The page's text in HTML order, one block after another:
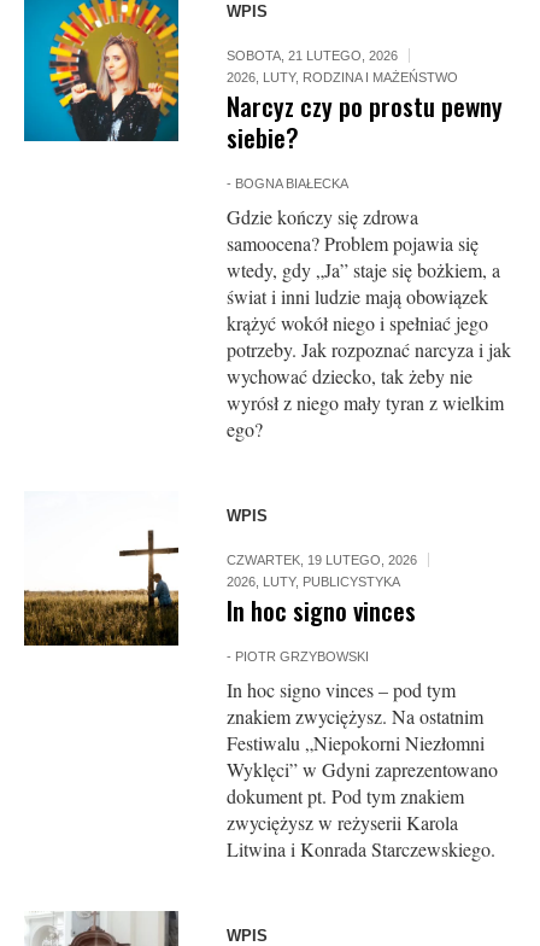
WPIS
SOBOTA, 21 LUTEGO, 2026
2026 LUTY, RODZINA I MAŻEŃSTWO
Narcyz czy po prostu pewny
siebie?
- BOGNA BIAŁECKA
Gdzie kończy się zdrowa
samoocena? Problem pojawia się
wtedy, gdy „Ja” staje się bożkiem, a
świat i inni ludzie mają obowiązek
krążyć wokół niego i spełniać jego
potrzeby. Jak rozpoznać narcyza i jak
wychować dziecko, tak żeby nie
wyrósł z niego mały tyran z wielkim
ego?
WPIS
CZWARTEK, 19 LUTEGO, 2026
2026 LUTY, PUBLICYSTYKA
In hoc signo vinces
- PIOTR GRZYBOWSKI
In hoc signo vinces – pod tym
znakiem zwyciężysz. Na ostatnim
Festiwalu „Niepokorni Niezłomni
Wyklęci” w Gdyni zaprezentowano
dokument pt. Pod tym znakiem
zwyciężysz w reżyserii Karola
Litwina i Konrada Starczewskiego.
WPIS